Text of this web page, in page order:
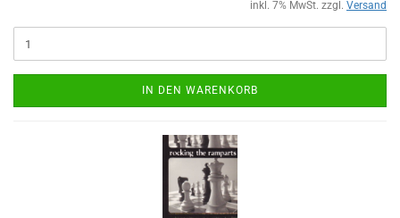
inkl. 7% MwSt. zzgl. Versand
IN DEN WARENKORB